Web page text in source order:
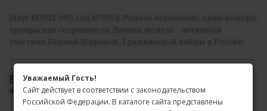
участник Первой Мировой, Гражданской войны в России.
В АРХИВЕ
*
Доступен только для просмотра на сайте
Уважаемый Гость!
Сайт действует в соответствии с законодательством
Российской Федерации. В каталоге сайта представлены